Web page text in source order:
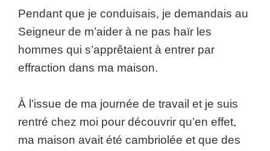
Pendant que je conduisais, je demandais au
Seigneur de m’aider à ne pas haïr les
hommes qui s’apprêtaient à entrer par
effraction dans ma maison.
À l’issue de ma journée de travail et je suis
rentré chez moi pour découvrir qu’en effet,
ma maison avait été cambriolée et que des